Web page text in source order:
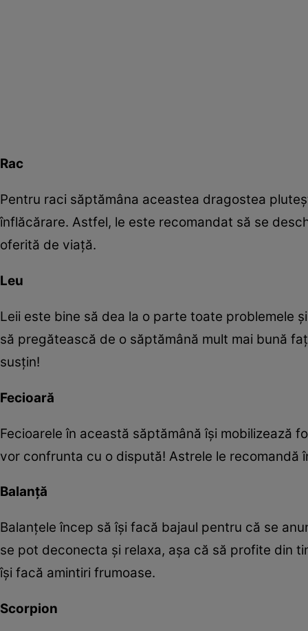
Rac
Pentru raci săptămâna aceastea dragostea
înflăcărare. Astfel, le este recomandat să se
oferită de viață.
Leu
Leii este bine să dea la o parte toate problemele
să pregătească de o săptămână mult mai bună
susțin!
Fecioară
Fecioarele în această săptămână își mobilizează
vor confrunta cu o dispută! Astrele le recomandă
Balanță
Balanțele încep să își facă bajaul pentru că se
se pot deconecta și relaxa, așa că să profite din
își facă amintiri frumoase.
Scorpion